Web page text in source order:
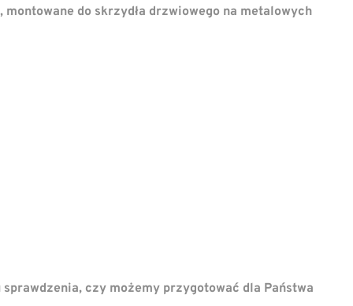
do skrzydła drzwiowego na metalowych
czy możemy przygotować dla Państwa